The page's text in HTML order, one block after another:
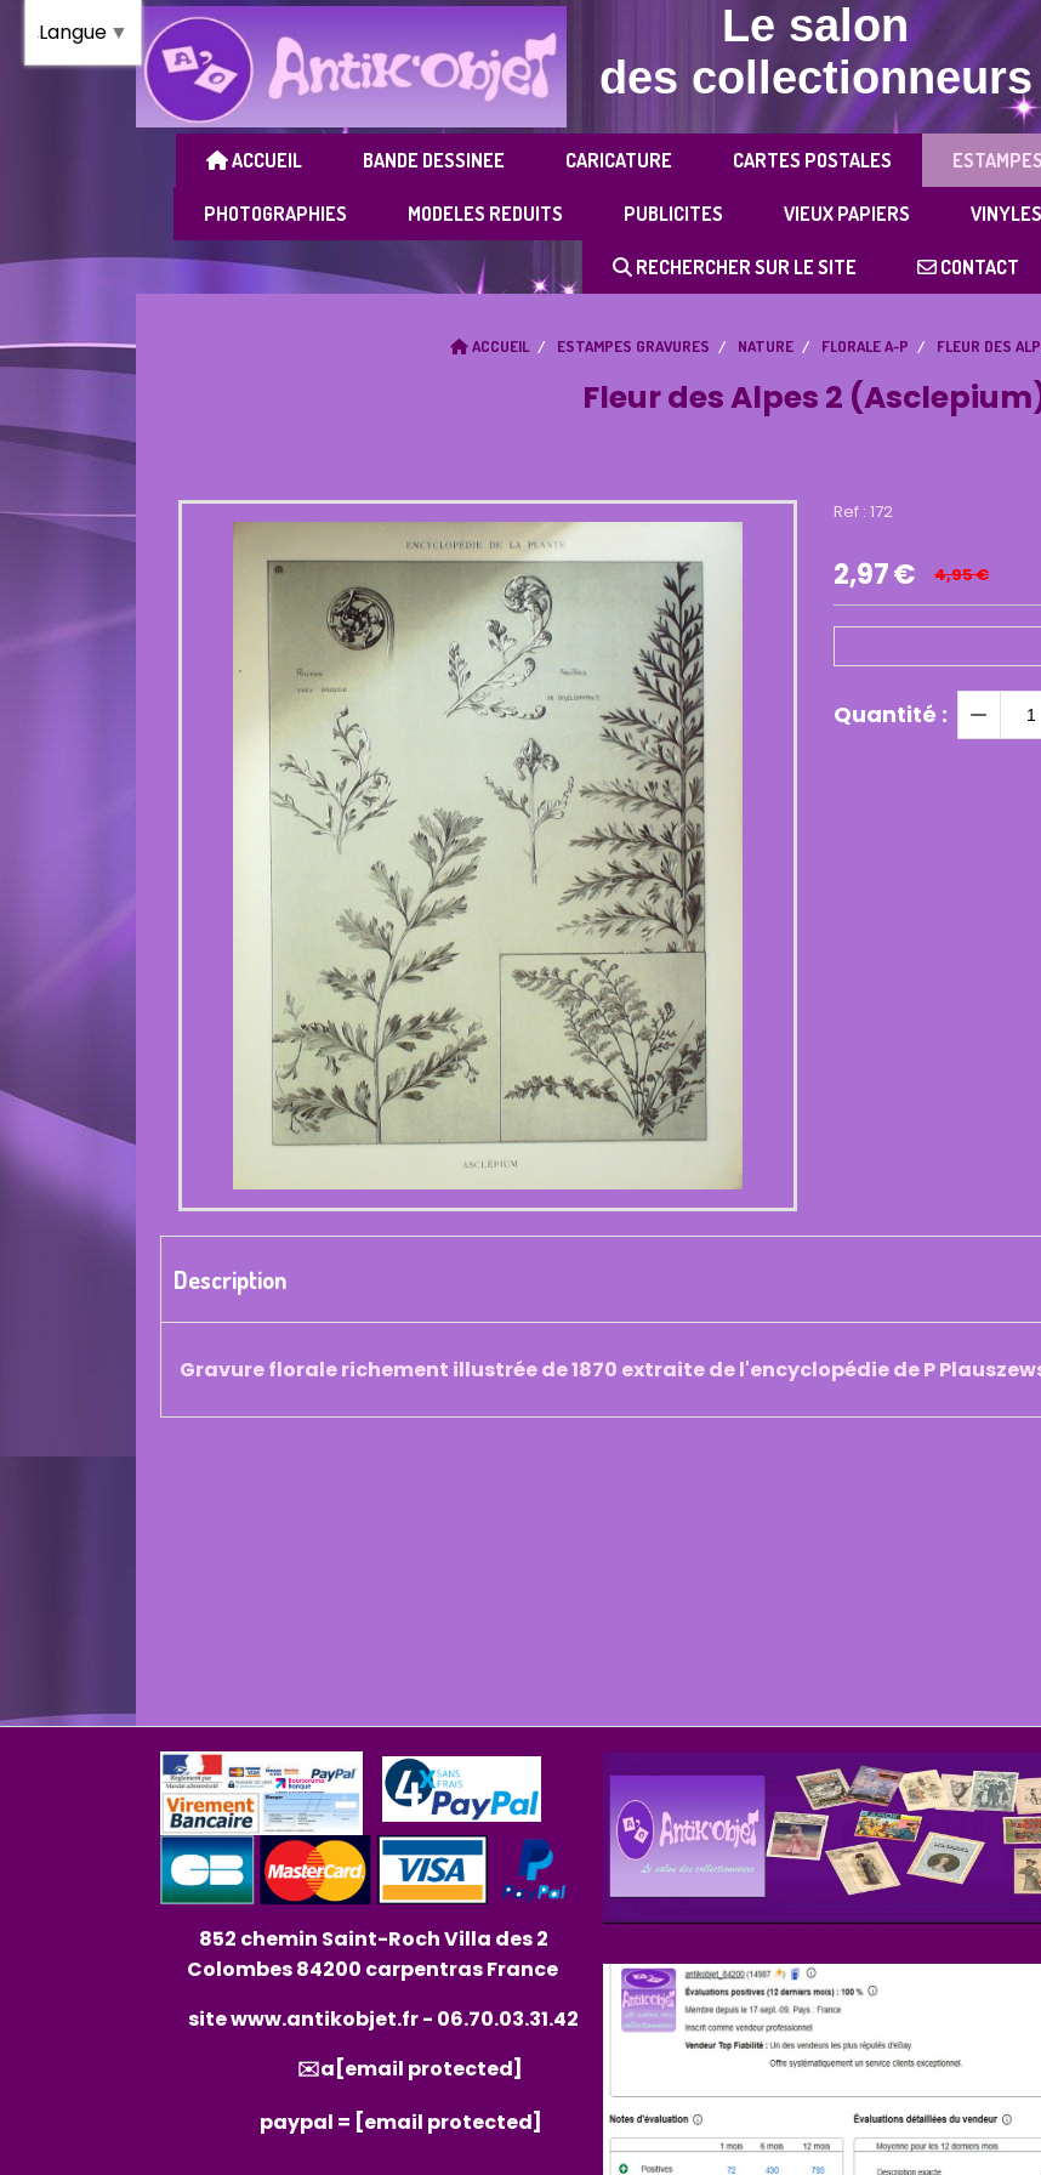
Le salon
des collectionneurs
ACCUEIL BANDE DESSINEE CARICATURE CARTES POSTALES
PHOTOGRAPHIES MODELES REDUITS PUBLICITES VIEUX PAPIERS
RECHERCHER SUR LE SITE CONTACT
ACCUEIL ESTAMPES GRAVURES NATURE FLORALE A-P FLEUR DES
Fleur des Alpes 2
Ref : 172
2,97€ 4,95€
Quantité :
Description
Gravure florale richement illustrée de 1870 extraite de l'encyclopédie de P
852 chemin Saint-Roch Villa des 2
Colombes 84200 carpentras France
sitewww.antikobjet.fr- 06.70.03.31.42
✉️a [email protected]
paypal = [email protected]
Langue ▼
Panneau de gestion des cookies